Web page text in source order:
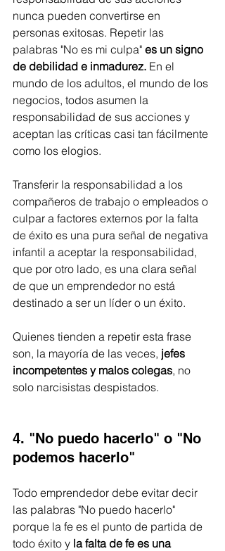
nunca pueden convertirse en
personas exitosas. Repetir las
palabras "No es mi culpa" es un signo
de debilidad e inmadurez. En el
mundo de los adultos, el mundo de los
negocios, todos asumen la
responsabilidad de sus acciones y
aceptan las críticas casi tan fácilmente
como los elogios.
Transferir la responsabilidad a los
compañeros de trabajo o empleados o
culpar a factores externos por la falta
de éxito es una pura señal de negativa
infantil a aceptar la responsabilidad,
que por otro lado, es una clara señal
de que un emprendedor no está
destinado a ser un líder o un éxito.
Quienes tienden a repetir esta frase
son, la mayoría de las veces, jefes
incompetentes y malos colegas, no
solo narcisistas despistados.
4. "No puedo hacerlo" o "No
podemos hacerlo"
Todo emprendedor debe evitar decir
las palabras "No puedo hacerlo"
porque la fe es el punto de partida de
todo éxito y la falta de fe es una